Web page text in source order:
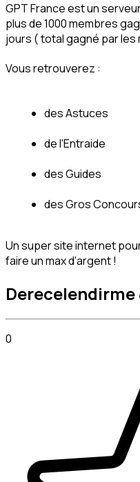
GPT France est un
plus de 1000 membres
jours ( total gagné par les
Vous retrouverez :
des Astuces
de l'Entraide
des Guides
des Gros
Un super site internet
faire un max d'argent !
0